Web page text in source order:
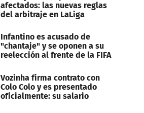
afectados: las nuevas reglas
del arbitraje en LaLiga
Infantino es acusado de
"chantaje" y se oponen a su
reelección al frente de la FIFA
Vozinha firma contrato con
Colo Colo y es presentado
oficialmente: su salario